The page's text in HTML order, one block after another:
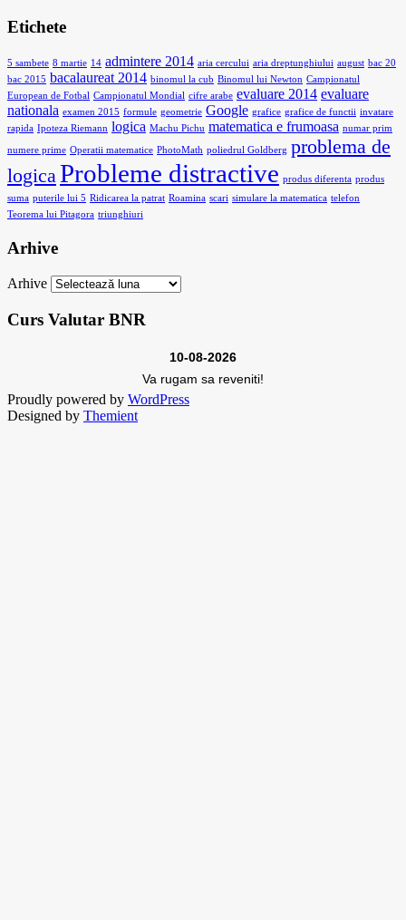
Etichete
5 sambete 8 martie 14 admintere 2014 aria cercului aria dreptunghiului august bac 20
bac 2015 bacalaureat 2014 binomul la cub Binomul lui Newton Campionatul
European de Fotbal Campionatul Mondial cifre arabe evaluare 2014 evaluare
nationala examen 2015 formule geometrie Google grafice grafice de functii invatare
rapida Ipoteza Riemann logica Machu Pichu matematica e frumoasa numar prim
numere prime Operatii matematice PhotoMath poliedrul Goldberg problema de
logicaProbleme distractive produs diferenta produs
suma puterile lui 5 Ridicarea la patrat Roamina scari simulare la matematica telefon
Teorema lui Pitagora triunghiuri
Arhive
Arhive
Curs Valutar BNR
10-08-2026
Va rugam sa reveniti!
Proudly powered by WordPress
Designed by Themient